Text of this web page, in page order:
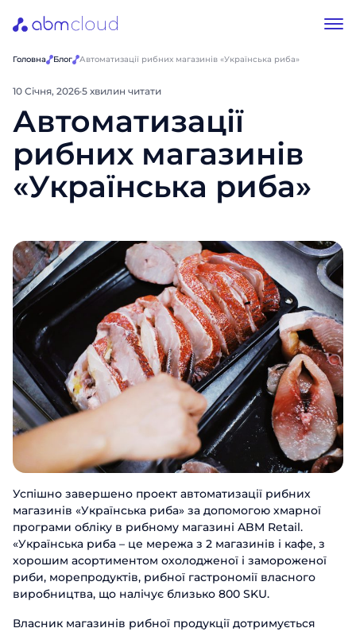
Головна Блог Автоматизації рибних магазинів «Українська риба»
10 Січня, 2026·5 хвилин читати
Автоматизації
рибних магазинів
«Українська риба»
Успішно завершено проект автоматизації рибних
магазинів «Українська риба» за допомогою хмарної
програми обліку в рибному магазині ABM Retail.
«Українська риба – це мережа з 2 магазинів і кафе, з
хорошим асортиментом охолодженої і замороженої
риби, морепродуктів, рибної гастрономії власного
виробництва, що налічує близько 800 SKU.
Власник магазинів рибної продукції дотримується